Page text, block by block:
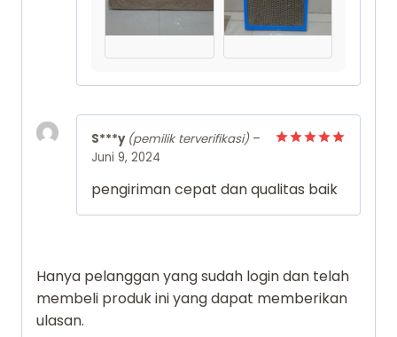
S***y (pemilik terverifikasi) –
Juni 9, 2024
pengiriman cepat dan qualitas baik
Hanya pelanggan yang sudah login dan telah
membeli produk ini yang dapat memberikan
ulasan.